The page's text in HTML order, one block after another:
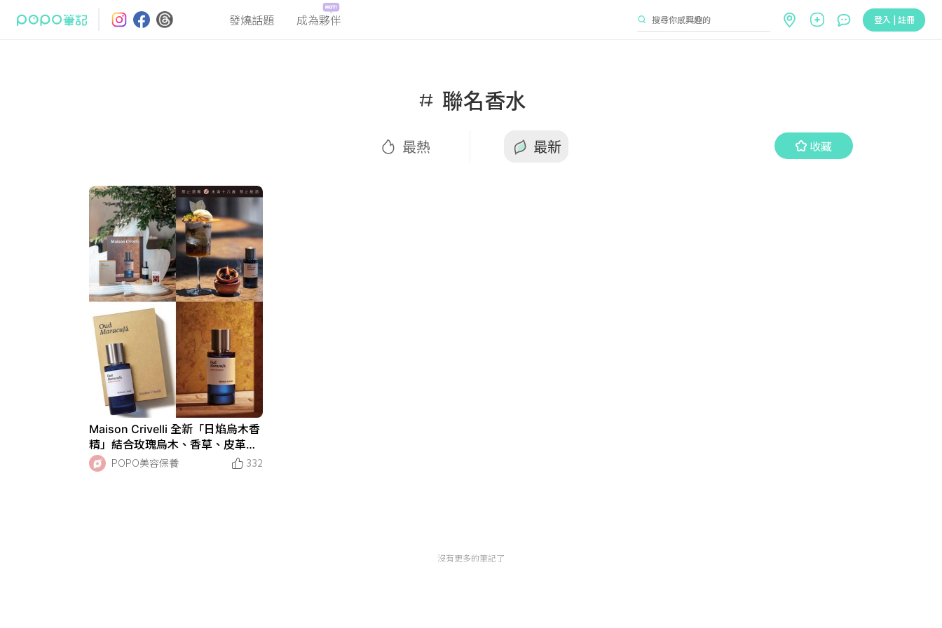
發燒話題 成為夥伴 登入 | 註冊
聯名香水
最熱 最新 收藏
最熱 收藏
Maison Crivelli 全新「日焰烏木香
精」結合玫瑰烏木、香草、皮革
香，聯名栗林裏調酒、送1.5ml試
香！
POPO美容保養 332
沒有更多的筆記了